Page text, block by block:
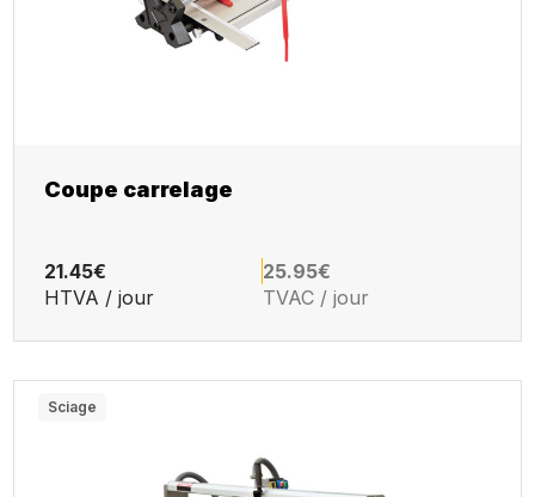
Coupe carrelage
21.45€
25.95€
HTVA / jour
TVAC / jour
Sciage